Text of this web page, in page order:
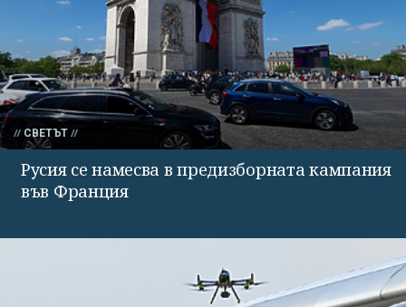
СВЕТЪТ
Русия се намесва в предизборната кампания
във Франция